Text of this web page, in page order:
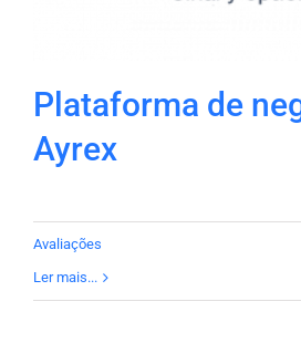
Plataforma de
Ayrex
Avaliações
Ler mais...